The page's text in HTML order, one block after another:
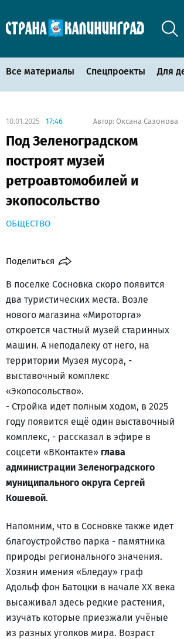
Все материалы Спецпроекты Для
10.01.2025 17:46 Автор: Оксана Сазонова
Под Зеленоградском
построят музей
ретроавтомобилей и
экопосольство
ОБЩЕСТВО
Поделиться
В поселке Сосновка скоро появится
два туристических места. Возле
нового магазина «Мироторга»
откроется частный музей старинных
машин. А неподалеку от него, на
территории Музея мусора, -
выставочный комплекс
«Экопосольство».
- Стройка идет полным ходом, в 2025
году появится ещё один выставочный
комплекс, - рассказал в эфире в
соцсети «ВКонтакте» глава
администрации Зеленоградского
муниципального округа Сергей
Кошевой.
Напомним, что в Сосновке также идет
благоустройство парка - памятника
природы регионального значения.
Хозяин имения «Бледау» граф
Адольф фон Батоцки в начале ХХ века
высаживал здесь редкие растения,
изучать которые приезжали учёные
из разных уголков мира. Возраст